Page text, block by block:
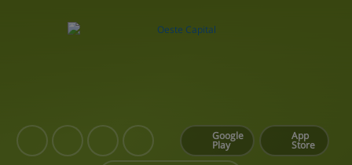
App
Store
Google
Play